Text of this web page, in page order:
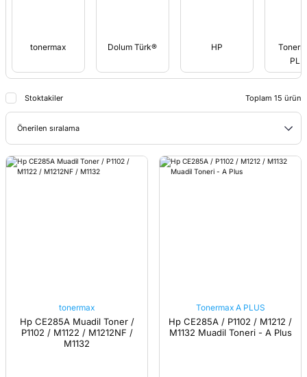
tonermax Dolum Türk® HP
Stoktakiler Toplam 15 ürün
tonermax
Hp CE285A Muadil Toner /
P1102 / M1122 / M1212NF /
M1132
Tonermax A PLUS
Hp CE285A / P1102 / M1212 /
M1132 Muadil Toneri - A Plus